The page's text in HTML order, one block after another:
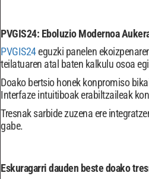
PVGIS24: Eboluzio Modernoa
PVGIS24eguzki panelen
teilatuaren atal baten kalkulu osoa
Doako bertsio honek konpromiso
Interfaze intuitiboak erabiltzaileak
Tresnak sarbide zuzena ere
gabe.
Eskuragarri dauden beste doako